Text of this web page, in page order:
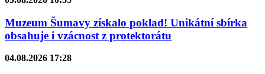
Muzeum Šumavy získalo poklad! Unikátní sbírka
obsahuje i vzácnost z protektorátu
04.08.2026 17:28